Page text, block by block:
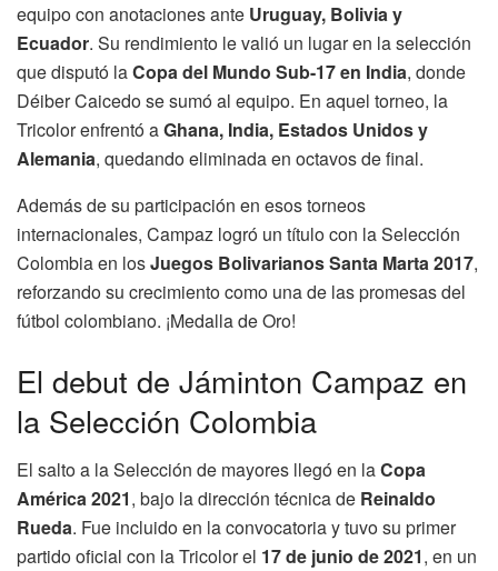
equipo con anotaciones ante Uruguay, Bolivia y
Ecuador. Su rendimiento le valió un lugar en la selección
que disputó laCopa del Mundo Sub-17 en India, donde
Déiber Caicedo se sumó al equipo. En aquel torneo, la
Tricolor enfrentó aGhana, India, Estados Unidos y
Alemania, quedando eliminada en octavos de final.
Además de su participación en esos torneos
internacionales, Campaz logró un título con la Selección
Colombia en losJuegos Bolivarianos Santa Marta 2017,
reforzando su crecimiento como una de las promesas del
fútbol colombiano. ¡Medalla de Oro!
El debut de Jáminton Campaz en
la Selección Colombia
El salto a la Selección de mayores llegó en laCopa
América 2021, bajo la dirección técnica de Reinaldo
Rueda. Fue incluido en la convocatoria y tuvo su primer
partido oficial con la Tricolor el 17 de junio de 2021, en un